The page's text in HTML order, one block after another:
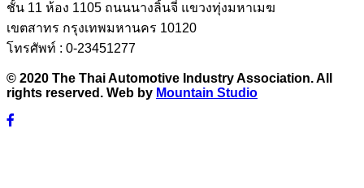
ชั้น 11 ห้อง 1105 ถนนนางลิ้นจี่ แขวงทุ่งมหาเมฆ
เขตสาทร กรุงเทพมหานคร 10120
โทรศัพท์ : 0-23451277
© 2020 The Thai Automotive Industry Association. All
rights reserved. Web by Mountain Studio